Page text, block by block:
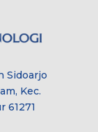
Sidoarjo
Kec.
61271